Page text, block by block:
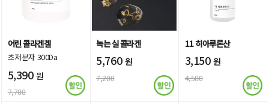
어린 콜라겐겔
초저분자 300Da
5,390 원
7,700
녹는 실 콜라겐
5,760 원
7,200
11 히아루론산
3,150 원
4,500